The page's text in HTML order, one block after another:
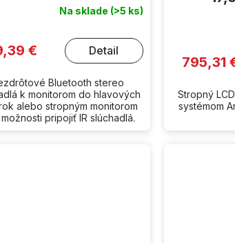
Na sklade (>5 ks)
€ Detail
Bluetooth stereo
k monitorom do hlavových
alebo stropným monitorom
pripojiť IR slúchadlá.
795,31
Stropný
systémom